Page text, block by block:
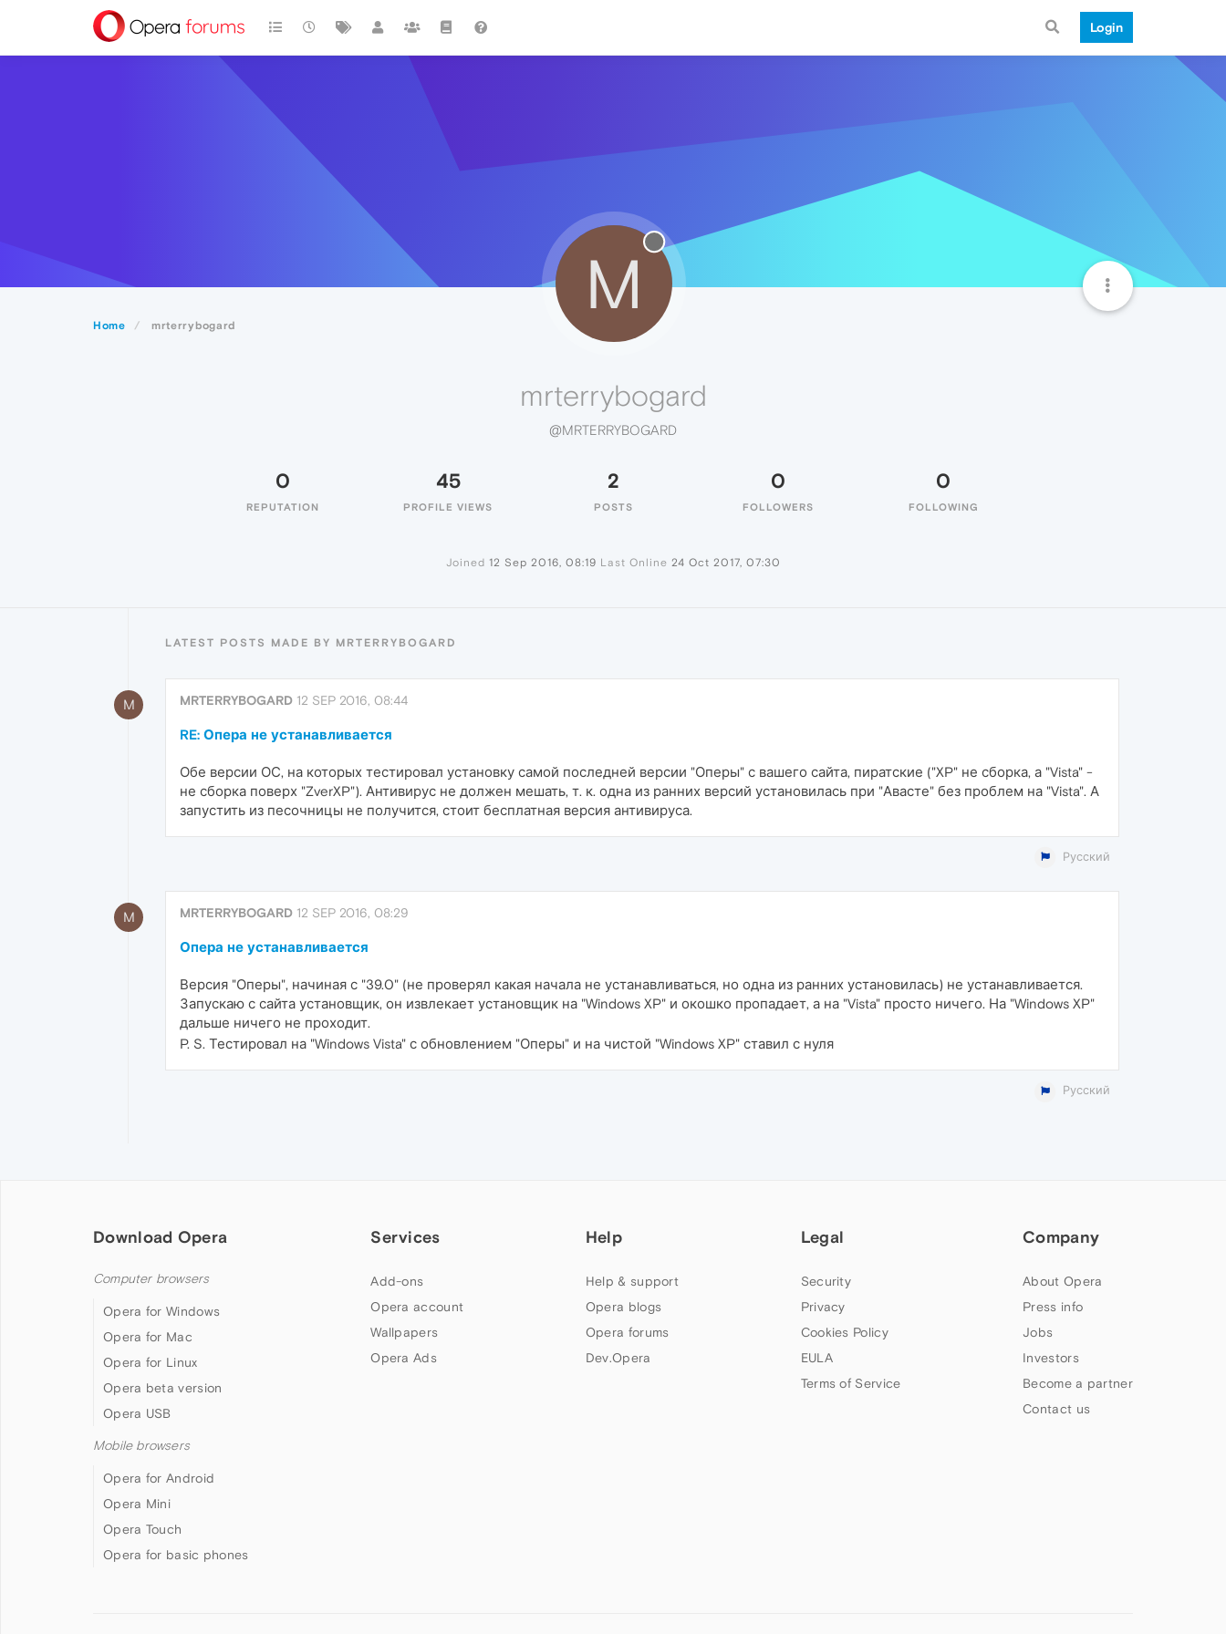
Login
Home mrterrybogard
M
mrterrybogard
@MRTERRYBOGARD
0
REPUTATION
45
PROFILE VIEWS
2
POSTS
0
FOLLOWERS
0
FOLLOWING
Joined 12 Sep 2016, 08:19 Last Online 24 Oct 2017, 07:30
LATEST POSTS MADE BY MRTERRYBOGARD
M MRTERRYBOGARD 12 SEP 2016, 08:44
RE: Опера не устанавливается
Обе версии ОС, на которых тестировал установку самой последней версии "Оперы" с вашего сайта, пиратские ("XP" не сборка, а "Vista" -
не сборка поверх "ZverXP"). Антивирус не должен мешать, т. к. одна из ранних версий установилась при "Авасте" без проблем на "Vista". А
запустить из песочницы не получится, стоит бесплатная версия антивируса.
Русский
M MRTERRYBOGARD 12 SEP 2016, 08:29
Опера не устанавливается
Версия "Оперы", начиная с "39.0" (не проверял какая начала не устанавливаться, но одна из ранних установилась) не устанавливается.
Запускаю с сайта установщик, он извлекает установщик на "Windows XP" и окошко пропадает, а на "Vista" просто ничего. На "Windows XP"
дальше ничего не проходит.
P. S. Тестировал на "Windows Vista" с обновлением "Оперы" и на чистой "Windows XP" ставил с нуля
Русский
Download Opera
Computer browsers
Opera for Windows
Opera for Mac
Opera for Linux
Opera beta version
Opera USB
Mobile browsers
Opera for Android
Opera Mini
Opera Touch
Opera for basic phones
Services
Add-ons
Opera account
Wallpapers
Opera Ads
Help
Help & support
Opera blogs
Opera forums
Dev.Opera
Legal
Security
Privacy
Cookies Policy
EULA
Terms of Service
Company
About Opera
Press info
Jobs
Investors
Become a partner
Contact us